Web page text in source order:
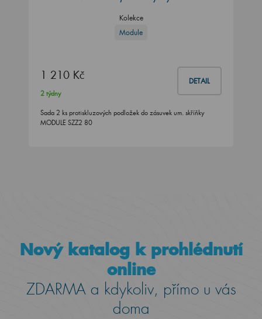
Kolekce
Module
1 210 Kč DETAIL
2 týdny
Sada 2 ks protiskluzových podložek do zásuvek um. skříňky
MODULE SZZ2 80
Nový katalog k prohlédnutí
online
ZDARMA a kdykoliv, přímo u vás
doma